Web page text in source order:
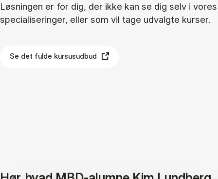
Løs­nin­gen er for dig, der ikke kan se dig selv i vo­res
spe­ci­a­li­se­rin­ger, el­ler som vil tage ud­valg­te kur­ser.
Se det fulde kursusudbud